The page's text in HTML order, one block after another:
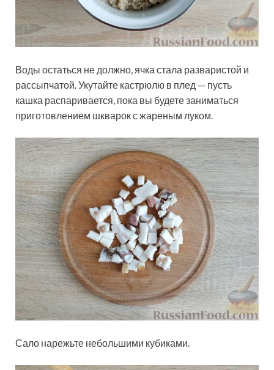
Воды остаться не должно, ячка стала разваристой и
рассыпчатой. Укутайте кастрюлю в плед — пусть
кашка распаривается, пока вы будете заниматься
приготовлением шкварок с жареным луком.
Сало нарежьте небольшими кубиками.